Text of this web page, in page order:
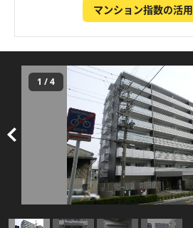
マンション指数の活
1 /4